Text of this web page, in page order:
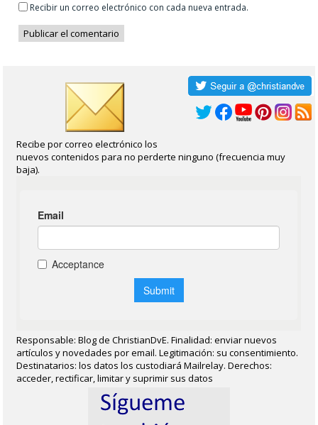
Recibir un correo electrónico con cada nueva entrada.
Recibe por correo electrónico los
nuevos contenidos para no perderte ninguno (frecuencia muy
baja).
Responsable: Blog de ChristianDvE. Finalidad: enviar nuevos
artículos y novedades por email. Legitimación: su consentimiento.
Destinatarios: los datos los custodiará Mailrelay. Derechos:
acceder, rectificar, limitar y suprimir sus datos